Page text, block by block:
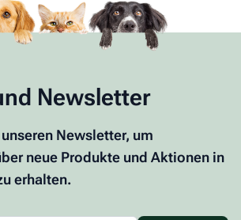
Newsletter
Newsletter, um
neue Produkte und Aktionen in
erhalten.